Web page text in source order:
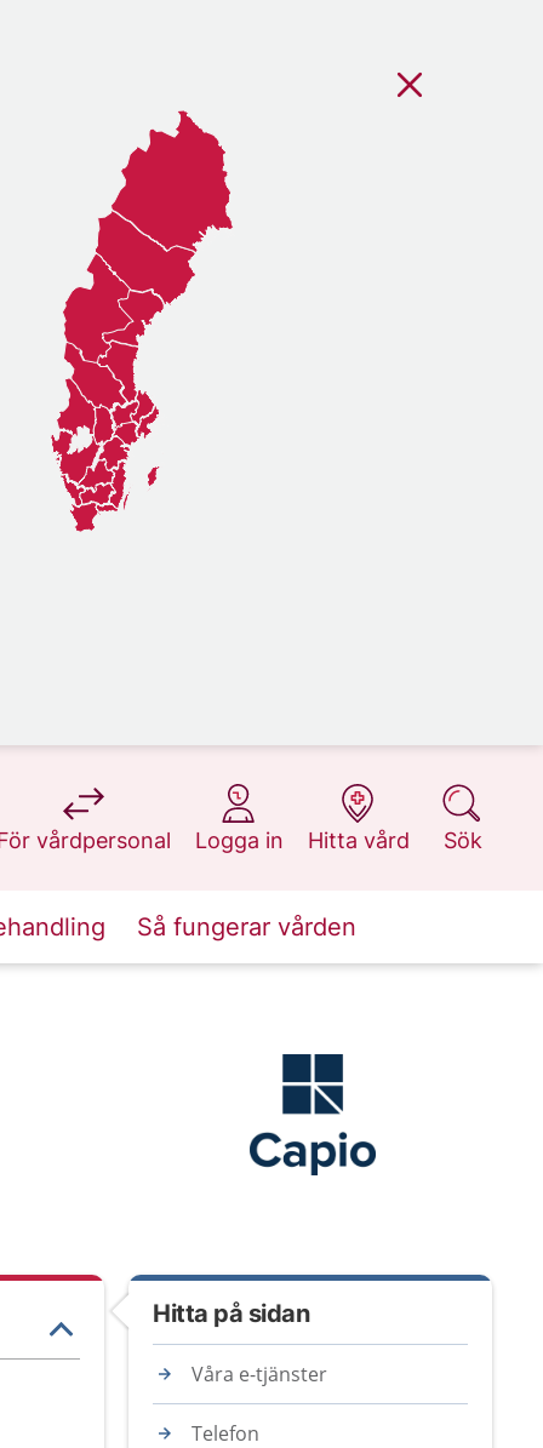
vårdpersonal
på 1177.se
Logga in
på 1177.se
Hitta vård
på 1177.se
Sök
på 1177.se
Så fungerar vården
Hitta på sidan
Våra e-tjänster
Telefon